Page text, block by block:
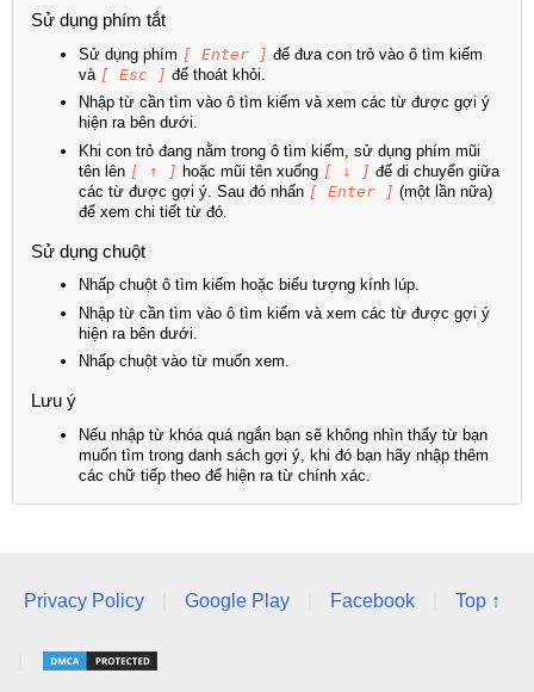
Sử dụng phím tắt
Sử dụng phím [ Enter ] để đưa con trỏ vào ô tìm kiếm
và [ Esc ] để thoát khỏi.
Nhập từ cần tìm vào ô tìm kiếm và xem các từ được gợi ý
hiện ra bên dưới.
Khi con trỏ đang nằm trong ô tìm kiếm, sử dụng phím mũi
tên lên [ ↑ ] hoặc mũi tên xuống [ ↓ ] để di chuyển giữa
các từ được gợi ý. Sau đó nhấn [ Enter ] (một lần nữa)
để xem chi tiết từ đó.
Sử dụng chuột
Nhấp chuột ô tìm kiếm hoặc biểu tượng kính lúp.
Nhập từ cần tìm vào ô tìm kiếm và xem các từ được gợi ý
hiện ra bên dưới.
Nhấp chuột vào từ muốn xem.
Lưu ý
Nếu nhập từ khóa quá ngắn bạn sẽ không nhìn thấy từ bạn
muốn tìm trong danh sách gợi ý, khi đó bạn hãy nhập thêm
các chữ tiếp theo để hiện ra từ chính xác.
Privacy Policy Google Play Facebook Top ↑